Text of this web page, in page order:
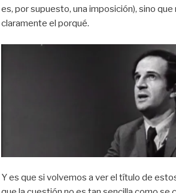
es, por supuesto, una imposición), sino que
claramente el porqué.
Y es que si volvemos a ver el título de